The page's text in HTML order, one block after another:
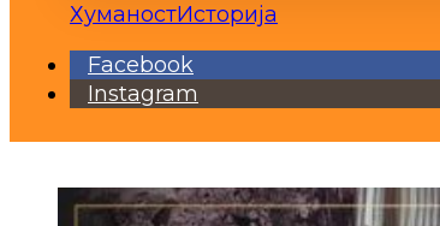
ХуманостИсторија
Facebook
Instagram